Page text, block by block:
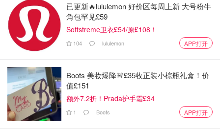
开罐器：如果您的袖珍小刀上没有开罐器，您需要单独备一
个开罐器。
台布：请带一个可再利用的塑料制耐用台布。需餐后易擦洗
且不易被雨水淋坏。
铝箔：在营地，铝箔非常实用，尤其是在火上烹饪和包裹剩
下的饭菜。
纸巾：就想在家一样，纸巾便于清理污渍。
垃圾袋：垃圾袋可存放您所有的垃圾。夜间切记将垃圾放到
已更新🔥lululemon 好价区每周上新 大号粉牛
角包罕见£59
Softstreme卫衣£54/原£108！
104 lululemon APP打开
Boots 美妆爆降🚨£35收正装小棕瓶礼盒！价
值£151
额外7.2折！Prada护手霜£34
1 Boots APP打开